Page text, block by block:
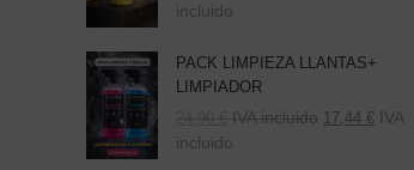
incluido
PACK LIMPIEZA LLANTAS+
LIMPIADOR
El
precio
24,90 € El
precio
IVA incluido 17,44 € IVA
incluido